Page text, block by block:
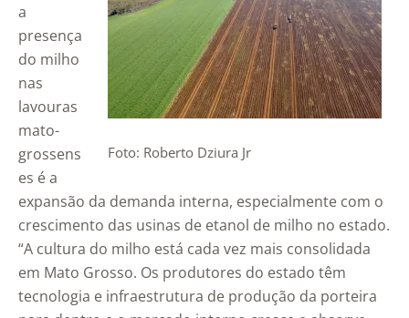
Foto: Roberto Dziura Jr
a
presença
do milho
nas
lavouras
mato-
grossens
es é a
expansão da demanda interna, especialmente com o
crescimento das usinas de etanol de milho no estado.
“A cultura do milho está cada vez mais consolidada
em Mato Grosso. Os produtores do estado têm
tecnologia e infraestrutura de produção da porteira